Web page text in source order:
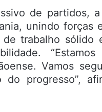
de partidos,
unindo
de trabalho
Vamos
do progresso”,